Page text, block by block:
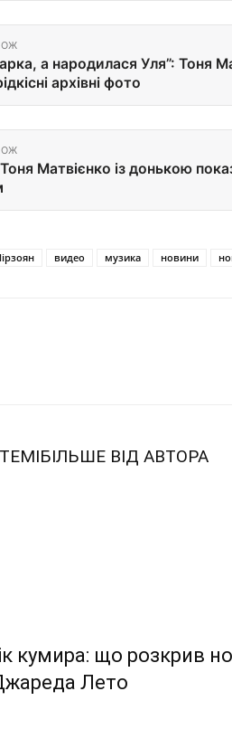
а народилася Уля”: Тоня
архівні фото
Матвієнко із донькою
видео музика новини
БІЛЬШЕ ВІД АВТОРА
кумира: що розкрив
Лето